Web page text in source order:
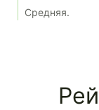
Средняя.